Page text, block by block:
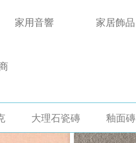
家用音響 家居飾品
大理石瓷磚 釉面磚